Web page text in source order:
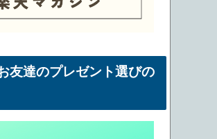
友達のプレゼント選びの